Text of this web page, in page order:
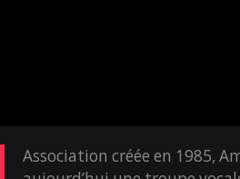
Association créée en 1985,